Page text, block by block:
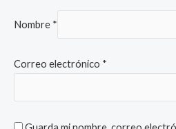
Nombre *
Correo electrónico *